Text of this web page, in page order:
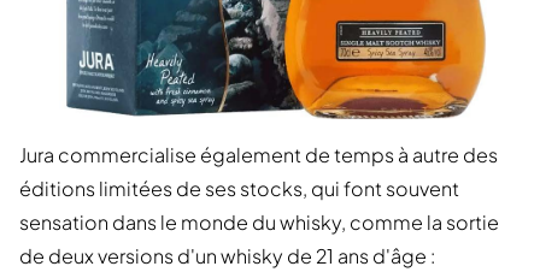
Jura commercialise également de temps à autre des
éditions limitées de ses stocks, qui font souvent
sensation dans le monde du whisky, comme la sortie
de deux versions d'un whisky de 21 ans d'âge :